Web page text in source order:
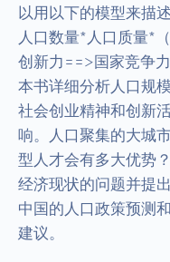
以用以下的模型来描述
人口数量*人口质量*
创新力==>国家竞争力
本书详细分析人口规
社会创业精神和创新
响。人口聚集的大城
型人才会有多大优势
经济现状的问题并提
中国的人口政策预测
建议。